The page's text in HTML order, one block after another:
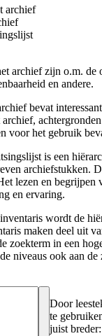
archief
archief zijn o.m. de
en andere.
bevat
archief,
voor het gebruik
is een
archiefstukken.
lezen en begrijpen
en ervaring.
wordt de
maken deel uit
zoekterm in een
niveaus ook aan de
Door
te
juist breder: